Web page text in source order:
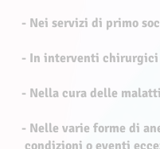
​- Nei servizi di primo
- In interventi
- Nella cura delle
- Nelle varie forme di
condizioni o eventi